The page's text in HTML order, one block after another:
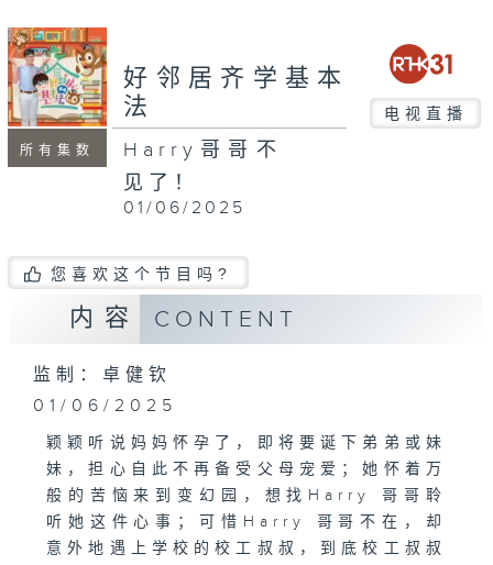
seconds
所有集数
好邻居齐学基本
法
电视直播
Harry哥哥不
见了！
01/06/2025
您喜欢这个节目吗?
内容 CONTENT
监制：卓健钦
01/06/2025
颖颖听说妈妈怀孕了，即将要诞下弟弟或妹
妹，担心自此不再备受父母宠爱；她怀着万
般的苦恼来到变幻园，想找Harry 哥哥聆
听她这件心事；可惜Harry 哥哥不在，却
意外地遇上学校的校工叔叔，到底校工叔叔